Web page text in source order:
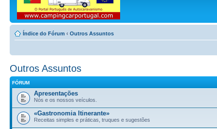
Índice do Fórum ‹ Outros Assuntos
Outros Assuntos
FÓRUM
Apresentações
Nós e os nossos veículos.
«Gastronomia Itinerante»
Receitas simples e práticas, truques e sugestões